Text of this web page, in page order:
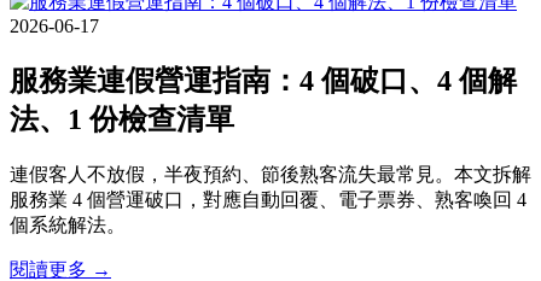
2026-06-17
服務業連假營運指南：4 個破口、4 個解
法、1 份檢查清單
連假客人不放假，半夜預約、節後熟客流失最常見。本文拆解
服務業 4 個營運破口，對應自動回覆、電子票券、熟客喚回 4
個系統解法。
閱讀更多 →